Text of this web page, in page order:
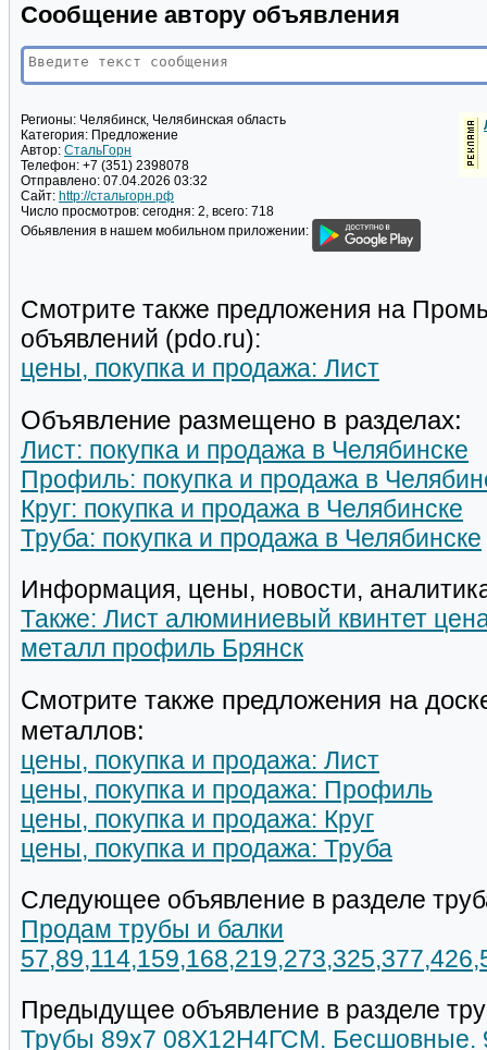
Сообщение автору объявления
Регионы: Челябинск, Челябинская область
Категория: Предложение
Автор: СтальГорн
Телефон: +7 (351) 2398078
Отправлено: 07.04.2026 03:32
Сайт: http://стальгорн.рф
Число просмотров: сегодня: 2, всего: 718
Обьявления в нашем мобильном приложении:
Смотрите также предложения на
объявлений (pdo.ru):
цены, покупка и продажа: Лист
Объявление размещено в разделах:
Лист: покупка и продажа в Челябинске
Профиль: покупка и продажа в
Круг: покупка и продажа в Челябинске
Труба: покупка и продажа в Челябинске
Информация, цены, новости,
Также: Лист алюминиевый квинтет
металл профиль Брянск
Смотрите также предложения на
металлов:
цены, покупка и продажа: Лист
цены, покупка и продажа: Профиль
цены, покупка и продажа: Круг
цены, покупка и продажа: Труба
Следующее объявление в разделе
Продам трубы и балки
Предыдущее объявление в разделе
Трубы 89х7 08Х12Н4ГСМ. Бесшовные.